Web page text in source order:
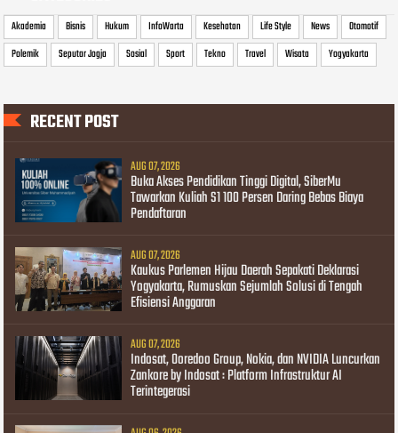
Akademia Bisnis Hukum InfoWarta Kesehatan Life Style News
Otomotif
Polemik
Seputar Jogja Sosial Sport Tekno Travel Wisata Yogyakarta
RECENT POST
AUG 07, 2026
Buka Akses Pendidikan Tinggi Digital, SiberMu
Tawarkan Kuliah S1 100 Persen Daring Bebas Biaya
Pendaftaran
AUG 07, 2026
Kaukus Parlemen Hijau Daerah Sepakati Deklarasi
Yogyakarta, Rumuskan Sejumlah Solusi di Tengah
Efisiensi Anggaran
AUG 07, 2026
Indosat, Ooredoo Group, Nokia, dan NVIDIA Luncurkan
Zankore by Indosat : Platform Infrastruktur AI
Terintegerasi